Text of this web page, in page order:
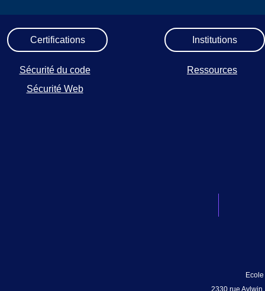
Certifications
Sécurité du code
Sécurité Web
Institutions
Ressources
2330 rue